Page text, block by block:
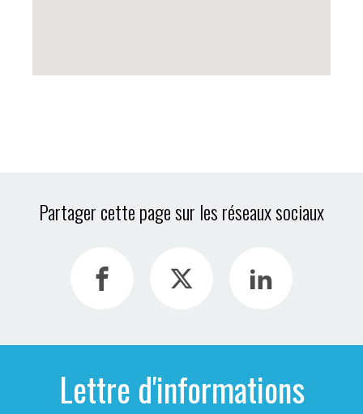
Partager cette page sur les réseaux sociaux
Lettre d'informations